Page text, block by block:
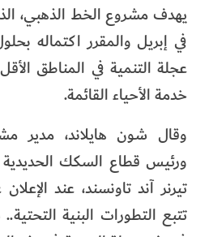
يهدف مشروع الخط الذهبي،
عجلة التنمية في المناطق
خدمة الأحياء القائمة.
وقال شون هايلاند، مدير
ورئيس قطاع السكك
تيرنر آند تاونسند، عند
تتبع التطورات البنية